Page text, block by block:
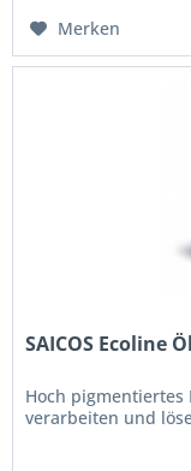
Merken
SAICOS Ecoline
Hoch
verarbeiten und